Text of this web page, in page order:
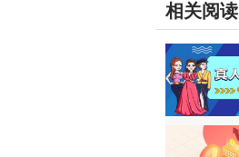
相关阅读